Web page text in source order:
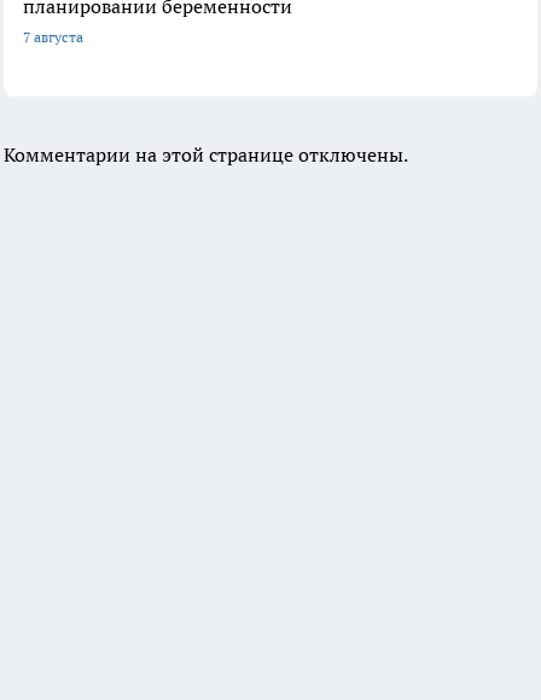
планировании беременности
7 августа
Комментарии на этой странице отключены.